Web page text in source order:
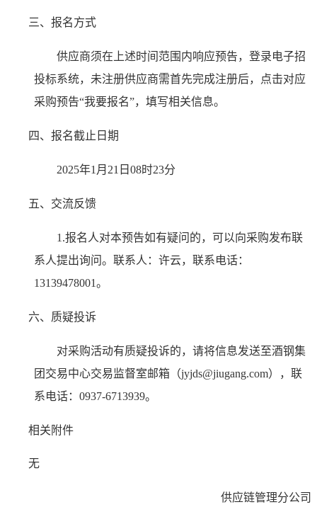
三、报名方式
供应商须在上述时间范围内响应预告，登录电子招
投标系统，未注册供应商需首先完成注册后，点击对应
采购预告“我要报名”，填写相关信息。
四、报名截止日期
2025年1月21日08时23分
五、交流反馈
1.报名人对本预告如有疑问的，可以向采购发布联
系人提出询问。联系人：许云，联系电话：
13139478001。
六、质疑投诉
对采购活动有质疑投诉的，请将信息发送至酒钢集
团交易中心交易监督室邮箱（jyjds@jiugang.com），联
系电话：0937-6713939。
相关附件
无
供应链管理分公司